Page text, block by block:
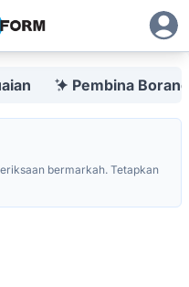
dengan Kod QR
Pembina
bermarkah. Tetapkan
Melayu